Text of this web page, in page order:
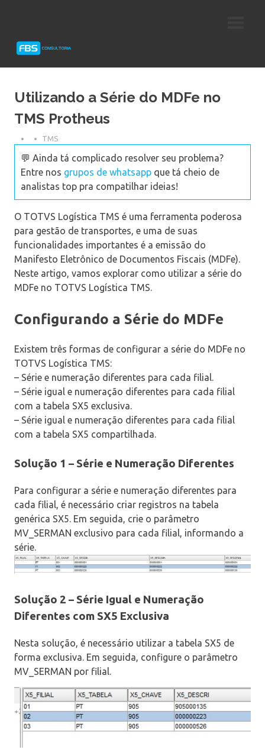
Protheus
Utilizando a Série do MDFe no
TMS Protheus
TMS
💬 Ainda tá complicado resolver seu problema?
Entre nos grupos de whatsapp que tá cheio de
analistas top pra compatilhar ideias!
O TOTVS Logística TMS é uma ferramenta poderosa
para gestão de transportes, e uma de suas
funcionalidades importantes é a emissão do
Manifesto Eletrônico de Documentos Fiscais (MDFe).
Neste artigo, vamos explorar como utilizar a série do
MDFe no TOTVS Logística TMS.
Configurando a Série do MDFe
Existem três formas de configurar a série do MDFe no
TOTVS Logística TMS:
– Série e numeração diferentes para cada filial.
– Série igual e numeração diferentes para cada filial
com a tabela SX5 exclusiva.
– Série igual e numeração diferentes para cada filial
com a tabela SX5 compartilhada.
Solução 1 – Série e Numeração Diferentes
Para configurar a série e numeração diferentes para
cada filial, é necessário criar registros na tabela
genérica SX5. Em seguida, crie o parâmetro
MV_SERMAN exclusivo para cada filial, informando a
série.
Solução 2 – Série Igual e Numeração
Diferentes com SX5 Exclusiva
Nesta solução, é necessário utilizar a tabela SX5 de
forma exclusiva. Em seguida, configure o parâmetro
MV_SERMAN por filial.